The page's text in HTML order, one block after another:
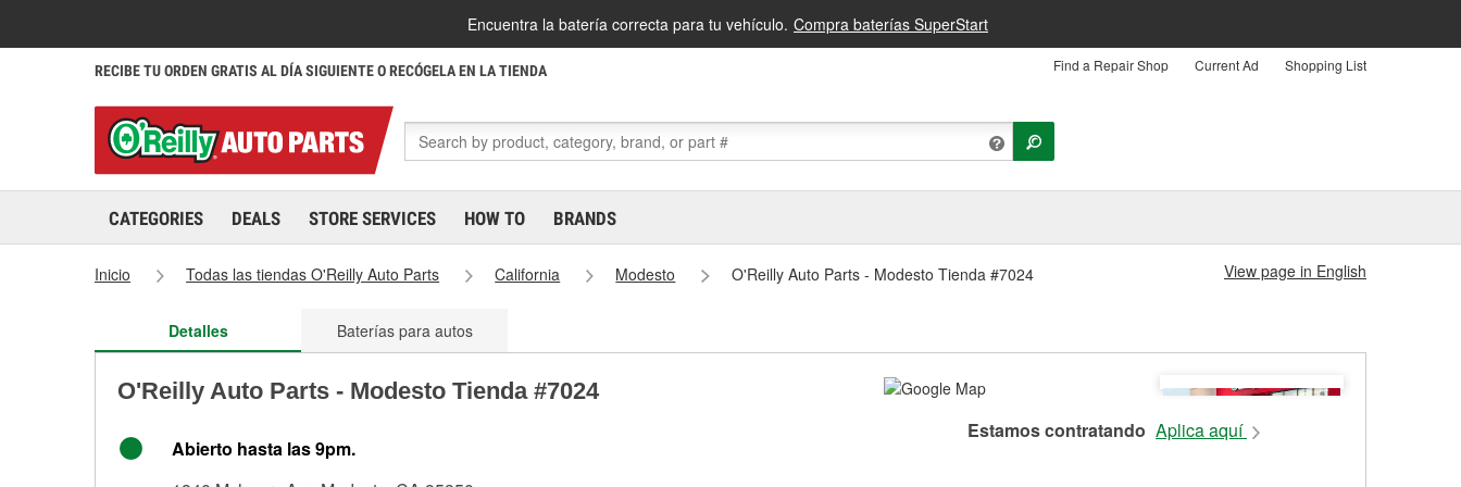
Encuentra la batería correcta para tu vehículo. Compra baterías SuperStart
RECIBE TU ORDEN GRATIS AL DÍA SIGUIENTE O RECÓGELA EN LA TIENDA Find a Repair Shop Current Ad Shopping List
CATEGORIES DEALS STORE SERVICES HOW TO BRANDS
Inicio Todas las tiendas O'Reilly Auto Parts California Modesto O'Reilly Auto Parts - Modesto Tienda #7024 View page in English
Detalles Baterías para autos
O'Reilly Auto Parts - Modesto Tienda #7024
Abierto hasta las 9pm.
Estamos contratando Aplica aquí